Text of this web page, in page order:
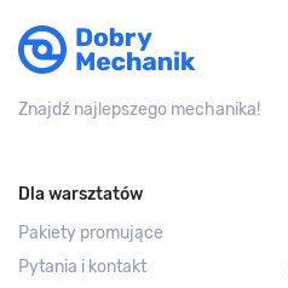
Znajdź najlepszego mechanika!
Dla warsztatów
Pakiety promujące
Pytania i kontakt